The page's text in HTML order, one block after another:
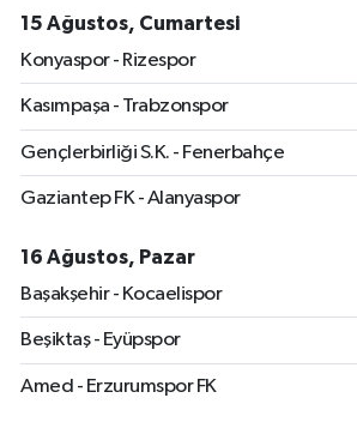
15 Ağustos, Cumartesi
Konyaspor - Rizespor
Kasımpaşa - Trabzonspor
Gençlerbirliği S.K. - Fenerbahçe
Gaziantep FK - Alanyaspor
16 Ağustos, Pazar
Başakşehir - Kocaelispor
Beşiktaş - Eyüpspor
Amed - Erzurumspor FK